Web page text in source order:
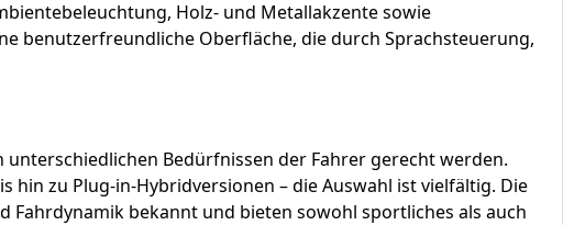
Holz- und Metallakzente sowie
benutzerfreundliche Oberfläche, die durch Sprachsteuerung,
unterschiedlichen Bedürfnissen der Fahrer gerecht werden.
zu Plug-in-Hybridversionen – die Auswahl ist vielfältig. Die
Fahrdynamik bekannt und bieten sowohl sportliches als auch